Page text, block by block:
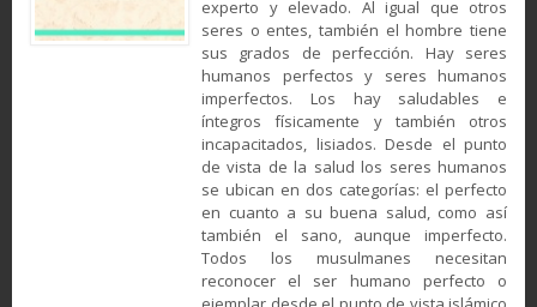
experto y elevado. Al igual que otros
seres o entes, también el hombre tiene
sus grados de perfección. Hay seres
humanos perfectos y seres humanos
imperfectos. Los hay saludables e
íntegros físicamente y también otros
incapacitados, lisiados. Desde el punto
de vista de la salud los seres humanos
se ubican en dos categorías: el perfecto
en cuanto a su buena salud, como así
también el sano, aunque imperfecto.
Todos los musulmanes necesitan
reconocer el ser humano perfecto o